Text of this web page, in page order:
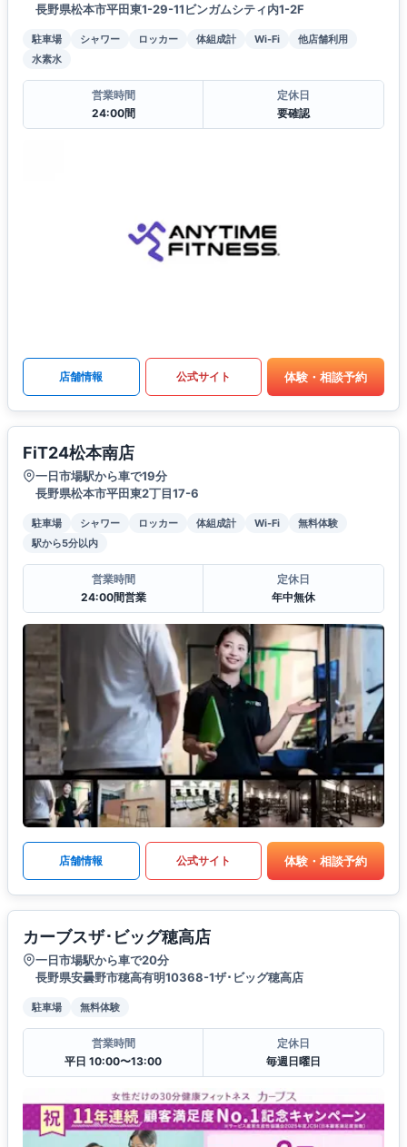
長野県松本市平田東1-29-11ビンガムシティ内1-2F
駐車場 シャワー ロッカー 体組成計 Wi-Fi
他店舗利用
水素水
営業時間
24:00間
定休日
要確認
店舗情報 公式サイト 体験・相談予約
FiT24松本南店
一日市場駅から車で19分
長野県松本市平田東2丁目17-6
駐車場 シャワー ロッカー 体組成計 Wi-Fi
無料体験
駅から5分以内
営業時間
24:00間営業
定休日
年中無休
店舗情報 公式サイト 体験・相談予約
カーブスザ･ビッグ穂高店
一日市場駅から車で20分
長野県安曇野市穂高有明10368-1ザ･ビッグ穂高店
駐車場 無料体験
営業時間
平日 10:00〜13:00
定休日
毎週日曜日